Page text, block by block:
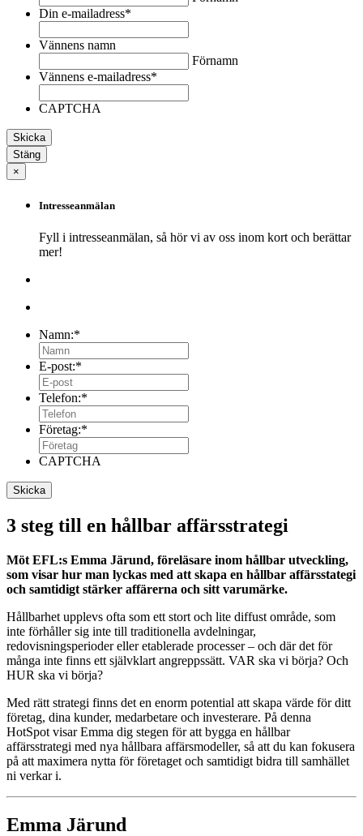
Din e-mailadress*
Vännens namn
Förnamn
Vännens e-mailadress*
CAPTCHA
Stäng
×
Intresseanmälan
Fyll i intresseanmälan, så hör vi av oss inom kort och berättar
mer!
Namn:*
E-post:*
Telefon:*
Företag:*
CAPTCHA
3 steg till en hållbar affärsstrategi
Möt EFL:s Emma Järund, föreläsare inom hållbar utveckling,
som visar hur man lyckas med att skapa en hållbar affärsstategi
och samtidigt stärker affärerna och sitt varumärke.
Hållbarhet upplevs ofta som ett stort och lite diffust område, som
inte förhåller sig inte till traditionella avdelningar,
redovisningsperioder eller etablerade processer – och där det för
många inte finns ett självklart angreppssätt. VAR ska vi börja? Och
HUR ska vi börja?
Med rätt strategi finns det en enorm potential att skapa värde för ditt
företag, dina kunder, medarbetare och investerare. På denna
HotSpot visar Emma dig stegen för att bygga en hållbar
affärsstrategi med nya hållbara affärsmodeller, så att du kan fokusera
på att maximera nytta för företaget och samtidigt bidra till samhället
ni verkar i.
Emma Järund